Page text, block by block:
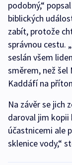
podobný,“
biblických
zabít, protože
správnou cestu.
seslán všem
směrem, než šel
Kaddáfí na
Na závěr se jich
daroval jim kopii
účastnicemi ale
sklenice vody,“